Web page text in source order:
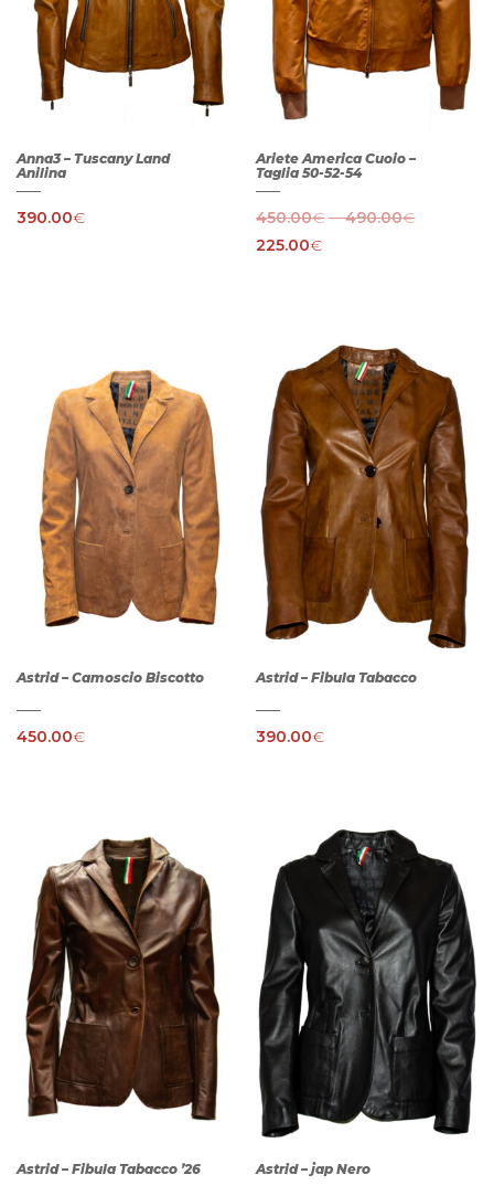
Anna3 – Tuscany Land
Anilina
390.00€
Ariete America Cuoio –
Taglia 50-52-54
450.00€–490.00€
225.00€
Astrid – Camoscio Biscotto
450.00€
Astrid – Fibula Tabacco
390.00€
Astrid – Fibula Tabacco ’26 Astrid – jap Nero